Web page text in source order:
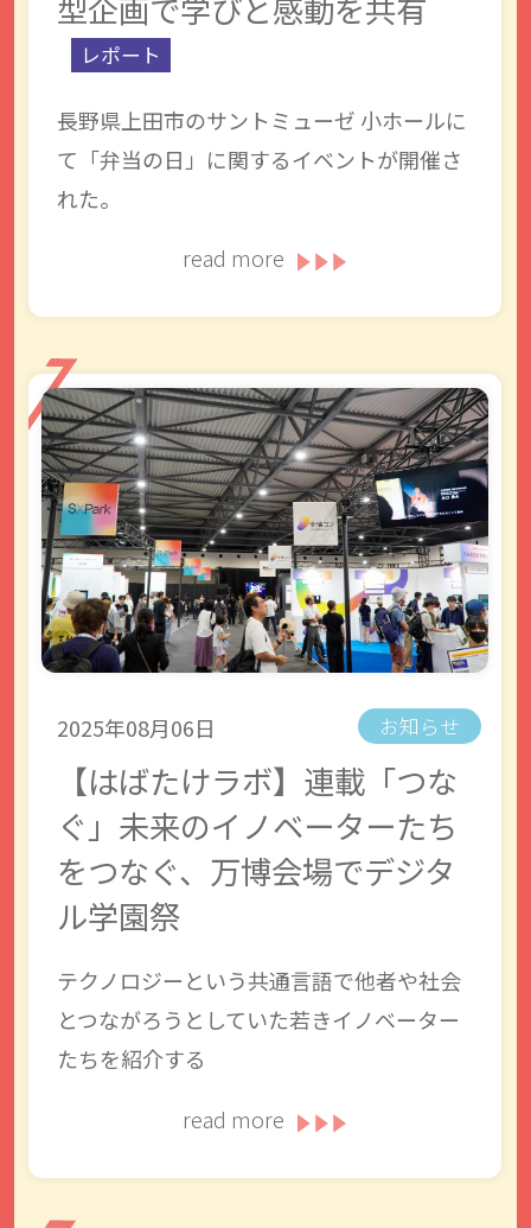
型企画で学びと感動を共有
レポート
長野県上田市のサントミューゼ 小ホールに
て「弁当の日」に関するイベントが開催さ
れた。
read more
2025年08月06日 お知らせ
【はばたけラボ】連載「つな
ぐ」未来のイノベーターたち
をつなぐ、万博会場でデジタ
ル学園祭
テクノロジーという共通言語で他者や社会
とつながろうとしていた若きイノベーター
たちを紹介する
read more